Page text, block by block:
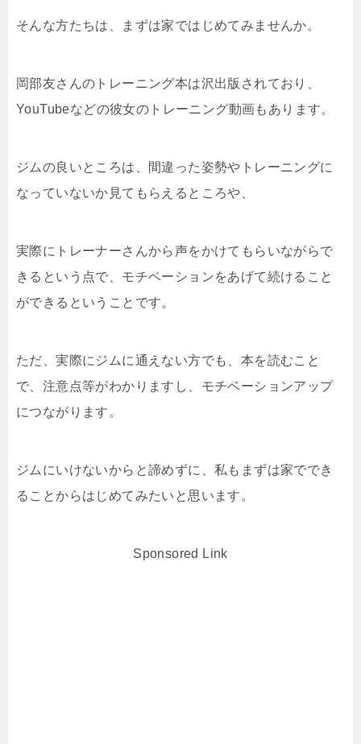
そんな方たちは、まずは家ではじめてみませんか。
岡部友さんのトレーニング本は沢出版されており、
YouTubeなどの彼女のトレーニング動画もあります。
ジムの良いところは、間違った姿勢やトレーニングに
なっていないか見てもらえるところや、
実際にトレーナーさんから声をかけてもらいながらで
きるという点で、モチベーションをあげて続けること
ができるということです。
ただ、実際にジムに通えない方でも、本を読むこと
で、注意点等がわかりますし、モチベーションアップ
につながります。
ジムにいけないからと諦めずに、私もまずは家ででき
ることからはじめてみたいと思います。
Sponsored Link